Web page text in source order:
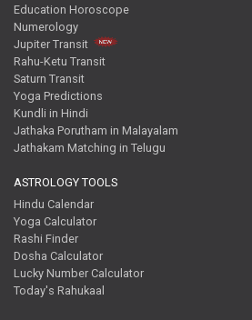
Education Horoscope
Numerology
Jupiter Transit
Rahu-Ketu Transit
Saturn Transit
Yoga Predictions
Kundli in Hindi
Jathaka Porutham in Malayalam
Jathakam Matching in Telugu
ASTROLOGY TOOLS
Hindu Calendar
Yoga Calculator
Rashi Finder
Dosha Calculator
Lucky Number Calculator
Today's Rahukaal